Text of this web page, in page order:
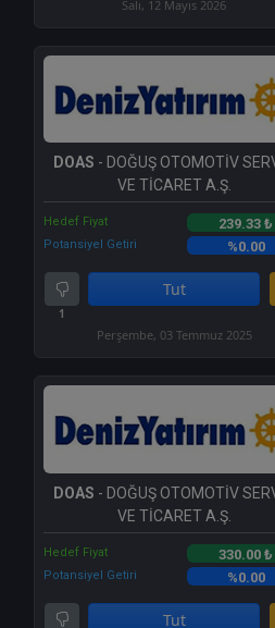
Salı, 12 Mayıs 2026
DOAS - DOĞUŞ OTOMOTİV
VE TİCARET A.Ş.
Hedef Fiyat 239.33 ₺
Potansiyel Getiri %0.00
1
Tut
Perşembe, 03 Temmuz 2025
DOAS - DOĞUŞ OTOMOTİV
VE TİCARET A.Ş.
Hedef Fiyat 330.00 ₺
Potansiyel Getiri %0.00
Tut